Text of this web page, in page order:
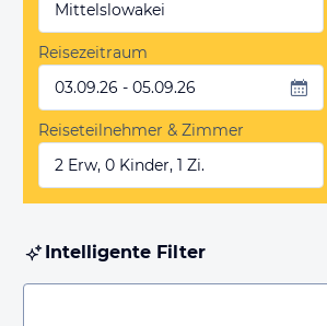
Mittelslowakei
Reisezeitraum
03.09.26 - 05.09.26
Reiseteilnehmer & Zimmer
2 Erw, 0 Kinder, 1 Zi.
Intelligente Filter